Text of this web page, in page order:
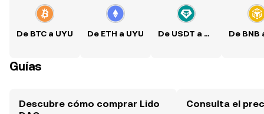
De BTC a UYU De ETH a UYU De USDT a UYU
Guías
Descubre cómo comprar Lido
Consulta el